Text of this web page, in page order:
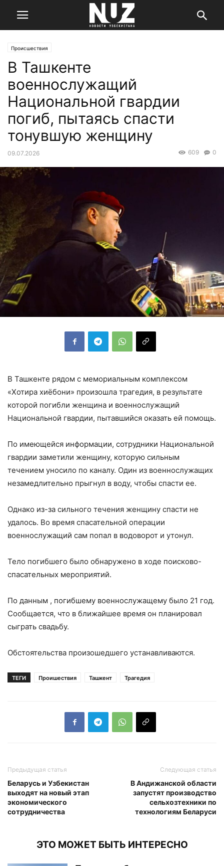
Происшествия
В Ташкенте
военнослужащий
Национальной гвардии
погиб, пытаясь спасти
тонувшую женщину
09.07.2026 0
609
В Ташкенте рядом с мемориальным комплексом
«Хотира хиёбони» произошла трагедия, в результате
которой погибли женщина и военнослужащий
Национальной гвардии, пытавшийся оказать ей помощь.
По имеющейся информации, сотрудники Национальной
гвардии заметили женщину, которую сильным
течением уносило по каналу. Один из военнослужащих
незамедлительно прыгнул в воду, чтобы спасти ее.
Однако из-за сильного течения женщину спасти не
удалось. Во время спасательной операции
военнослужащий сам попал в водоворот и утонул.
Тело погибшего было обнаружено в ходе поисково-
спасательных мероприятий.
По данным , погибшему военнослужащему было 21 год.
Сообщается, что в ближайшее время он планировал
сыграть свадьбу.
Обстоятельства произошедшего устанавливаются.
ТЕГИ Проишествия Ташкент Трагедия
Предыдущая статья
Беларусь и Узбекистан
выходят на новый этап
экономического
сотрудничества
Следующая статья
В Андижанской области
запустят производство
сельхозтехники по
технологиям Беларуси
ЭТО МОЖЕТ БЫТЬ ИНТЕРЕСНО